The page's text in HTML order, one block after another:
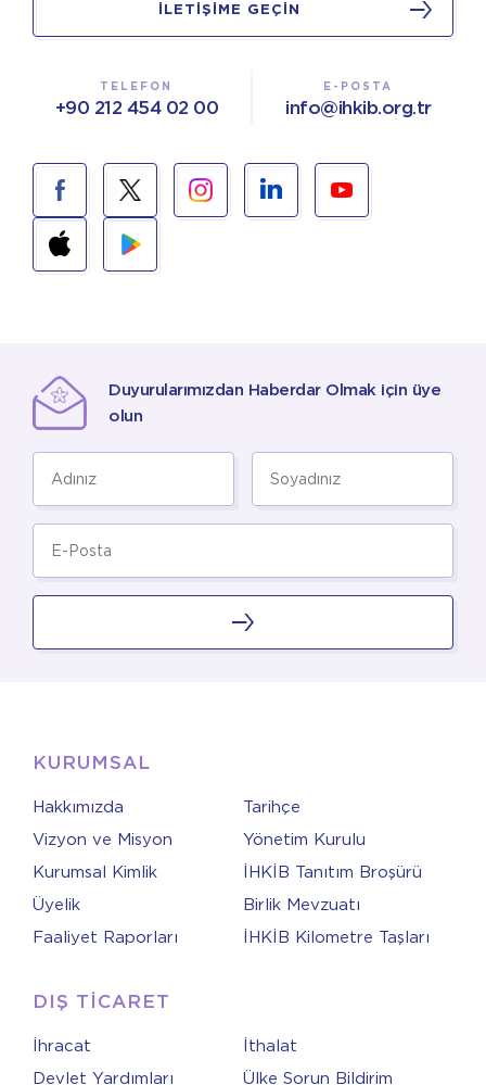
İLETİŞİME GEÇİN
TELEFON
+90 212 454 02 00
E-POSTA
info@ihkib.org.tr
Duyurularımızdan Haberdar Olmak için üye
olun
KURUMSAL
Hakkımızda
Tarihçe
Vizyon ve Misyon
Yönetim Kurulu
Kurumsal Kimlik
İHKİB Tanıtım Broşürü
Üyelik
Birlik Mevzuatı
Faaliyet Raporları
İHKİB Kilometre Taşları
DIŞ TİCARET
İhracat
İthalat
Devlet Yardımları
Ülke Sorun Bildirim